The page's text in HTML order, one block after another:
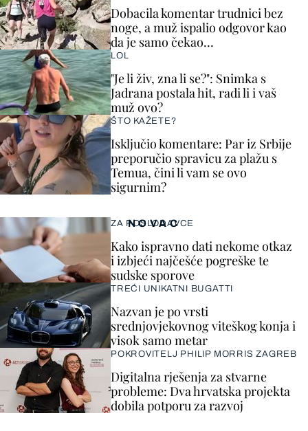
Dobacila komentar trudnici bez
noge, a muž ispalio odgovor kao
da je samo čekao…
LOL
"Je li živ, zna li se?": Snimka s
Jadrana postala hit, radi li i vaš
muž ovo?
ŠTO KAŽETE?
Isključio komentare: Par iz Srbije
preporučio spravicu za plažu s
Temua, čini li vam se ovo
sigurnim?
NOVAC
ZA POSLODAVCE
Kako ispravno dati nekome otkaz
i izbjeći najčešće pogreške te
sudske sporove
TREĆI UNIKATNI BUGATTI
Nazvan je po vrsti
srednjovjekovnog viteškog konja i
visok samo metar
POKROVITELJ PHILIP MORRIS ZAGREB
Digitalna rješenja za stvarne
probleme: Dva hrvatska projekta
dobila potporu za razvoj